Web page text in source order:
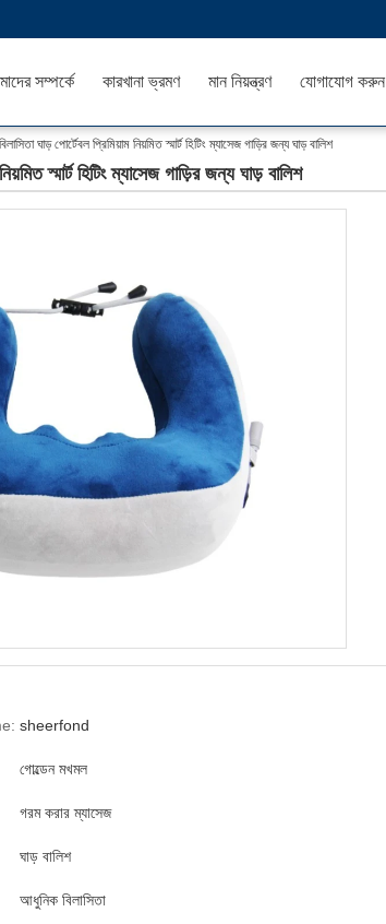
সম্পর্কে কারখানা ভ্রমণ মান নিয়ন্ত্রণ যোগাযোগ করুন
ঘাড় পোর্টেবল প্রিমিয়াম নিয়মিত স্মার্ট হিটিং ম্যাসেজ গাড়ির জন্য ঘাড় বালিশ
স্মার্ট হিটিং ম্যাসেজ গাড়ির জন্য ঘাড় বালিশ
sheerfond
গোল্ডেন মখমল
গরম করার ম্যাসেজ
ঘাড় বালিশ
আধুনিক বিলাসিতা